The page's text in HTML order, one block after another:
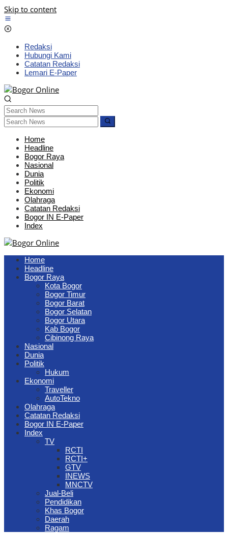
Skip to content
Redaksi
Hubungi Kami
Catatan Redaksi
Lemari E-Paper
Home
Headline
Bogor Raya
Nasional
Dunia
Politik
Ekonomi
Olahraga
Catatan Redaksi
Bogor IN E-Paper
Index
Home
Headline
Bogor Raya
Kota Bogor
Bogor Timur
Bogor Barat
Bogor Selatan
Bogor Utara
Kab Bogor
Cibinong Raya
Nasional
Dunia
Politik
Hukum
Ekonomi
Traveller
AutoTekno
Olahraga
Catatan Redaksi
Bogor IN E-Paper
Index
TV
RCTI
RCTI+
GTV
INEWS
MNCTV
Jual-Beli
Pendidikan
Khas Bogor
Daerah
Ragam